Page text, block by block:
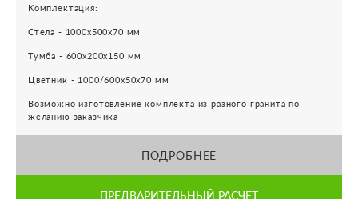
Комплектация:
Стела - 1000х500х70 мм
Тумба - 600х200х150 мм
Цветник - 1000/600х50х70 мм
Возможно изготовление комплекта из разного гранита по
желанию заказчика
ПОДРОБНЕЕ
ПРЕДВАРИТЕЛЬНЫЙ РАСЧЕТ